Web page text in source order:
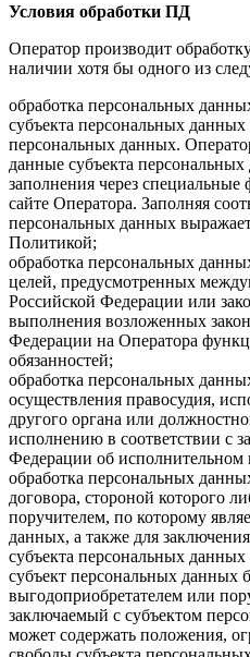
Условия обработки ПД
Оператор производит
наличии хотя бы одного из
обработка персональных
субъекта персональных данных
персональных данных.
данные субъекта
заполнения через
сайте Оператора. Заполняя
персональных данных
Политикой;
обработка персональных
целей, предусмотренных
Российской Федерации или
выполнения возложенных
Федерации на Оператора
обязанностей;
обработка персональных
осуществления правосудия,
другого органа или
исполнению в соответствии с
Федерации об исполнительном
обработка персональных
договора, стороной которого
поручителем, по которому
данных, а также для
субъекта персональных
субъект персональных данных
выгодоприобретателем или
заключаемый с субъектом
может содержать положения,